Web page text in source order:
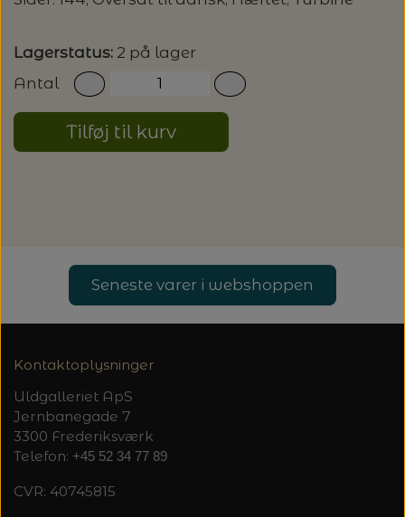
Lagerstatus: 2 på lager
Antal
Tilføj til kurv
Seneste varer i webshoppen
Kontaktoplysninger
Uldgalleriet ApS
Jernbanegade 7
3300 Frederiksværk
Telefon: +45 52 34 77 89
CVR: 40745815